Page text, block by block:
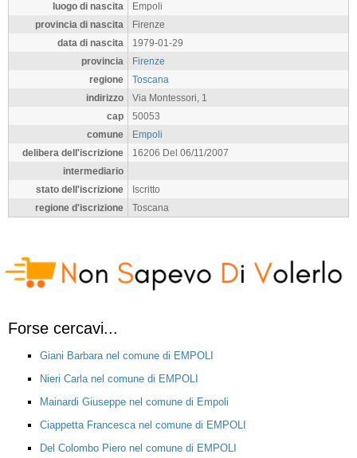
luogo di nascita
Empoli
provincia di nascita
Firenze
data di nascita
1979-01-29
provincia
Firenze
regione
Toscana
indirizzo
Via Montessori, 1
cap
50053
comune
Empoli
delibera dell'iscrizione
16206 Del 06/11/2007
intermediario
stato dell'iscrizione
Iscritto
regione d'iscrizione
Toscana
Forse cercavi...
Giani Barbara nel comune di EMPOLI
Nieri Carla nel comune di EMPOLI
Mainardi Giuseppe nel comune di Empoli
Ciappetta Francesca nel comune di EMPOLI
Del Colombo Piero nel comune di EMPOLI